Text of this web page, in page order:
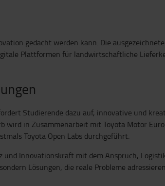
gedacht werden kann. Die
Plattformen für landwirtschaftliche
Studierende dazu auf, innovative und
in Zusammenarbeit mit Toyota Motor
Toyota Open Labs durchgeführt.
Innovationskraft mit dem Anspruch,
Lösungen, die reale Probleme